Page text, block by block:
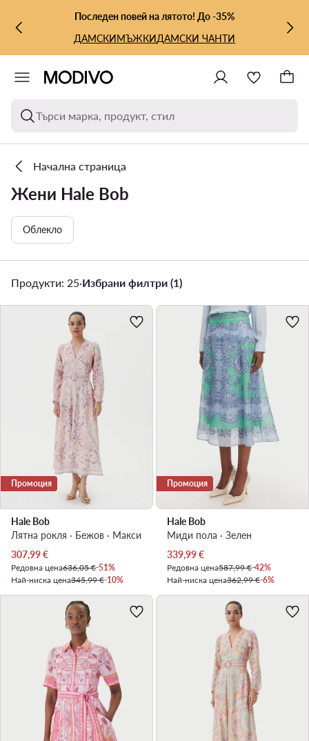
КЪМ ОСНОВНОТО СЪДЪРЖАНИЕ
КЪМ ТЪРСЕНЕПоследен повей на лятото! До -35%
ДАМСКИМЪЖКИДАМСКИ ЧАНТИ
Търси марка, продукт, стил
Начална страница
Жени Hale Bob
Облекло
Продукти: 25·Избрани филтри (1)
Промоция
Hale Bob
Лятна рокля · Бежов · Макси
Актуална цена
307,99€
Редовна цена636,05 €-51%
Най-ниска цена345,99 €-10%
Промоция
Hale Bob
Миди пола · Зелен
Актуална цена
339,99€
Редовна цена587,99 €-42%
Най-ниска цена362,99 €-6%